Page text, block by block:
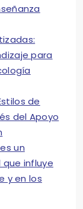
para
de
del Apoyo
un
influye
y en los